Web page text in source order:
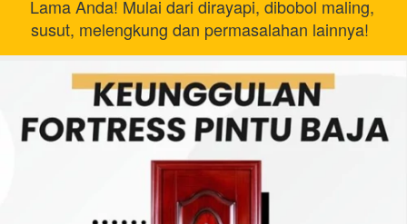
Lama Anda! Mulai dari dirayapi, dibobol maling,
susut, melengkung dan permasalahan lainnya!